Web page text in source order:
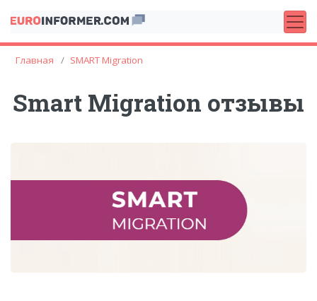
Главная SMART Migration
Smart Migration отзывы